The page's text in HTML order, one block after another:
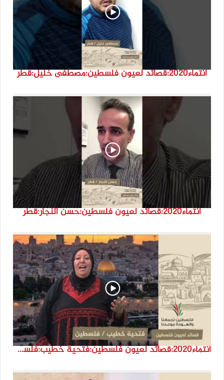
انتماء2020:قصائد لعيون فلسطين:مصطفى خليل:قطر
انتماء2020:قصائد لعيون فلسطين:حسن النجار:قطر
انتماء2020:قصائد لعيون فلسطين:فتحية خطيب:فلسطين